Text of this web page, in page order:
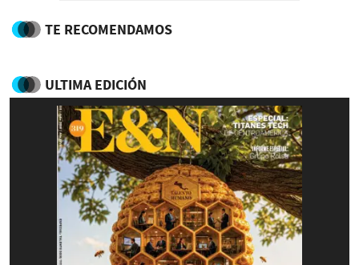
TE RECOMENDAMOS
ULTIMA EDICIÓN